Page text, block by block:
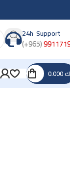
24h Support
(+965)